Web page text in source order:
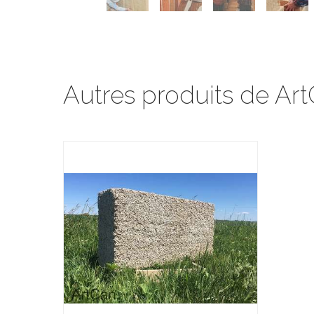
Autres produits de